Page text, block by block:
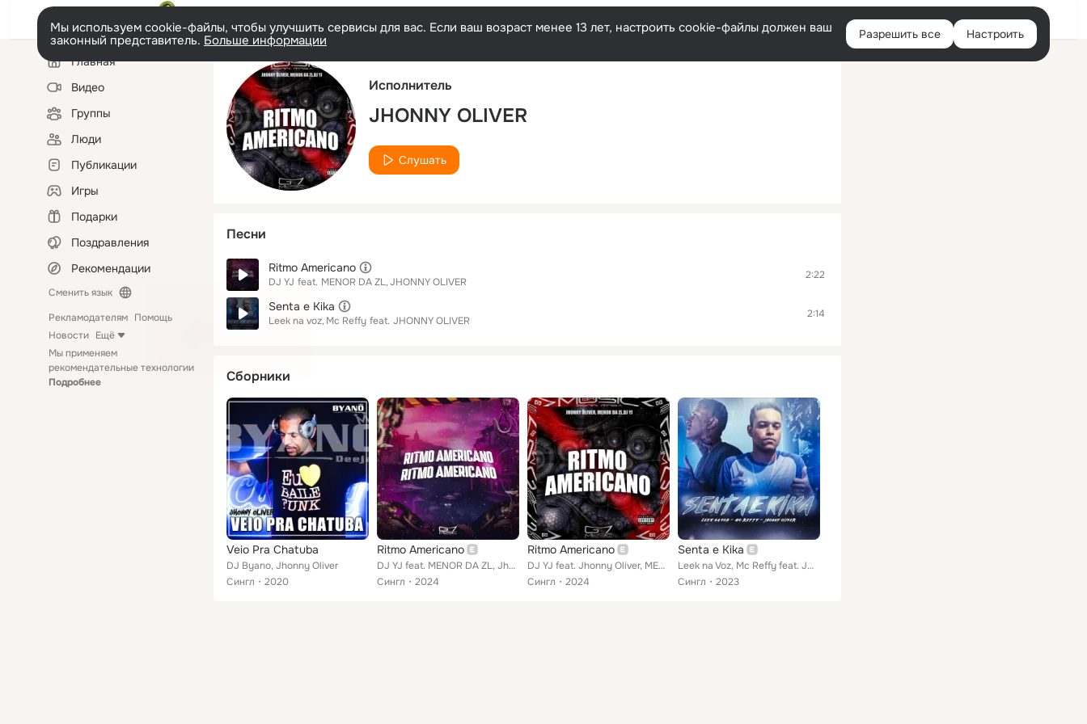
Русский Войти
Мы используем cookie-файлы, чтобы улучшить сервисы для вас. Если ваш возраст менее 13 лет, настроить cookie-файлы должен ваш
законный представитель. Больше информации Разрешить все Настроить
Левая
колонкаГлавная
Видео
Группы
Люди
Публикации
Игры
Подарки
Поздравления
Рекомендации
Сменить язык
Рекламодателям Помощь
Новости Ещё
Мы применяем
рекомендательные технологии
Подробнее
Исполнитель
JHONNY OLIVER
Слушать
Песни
Ritmo Americano
DJ YJ feat. MENOR DA ZL JHONNY OLIVER
2:22
Senta e Kika
Leek na voz Mc Reffy feat. JHONNY OLIVER
2:14
Сборники
Veio Pra Chatuba
DJ Byano, Jhonny Oliver
Сингл
2020
Ritmo Americano
DJ YJ feat. MENOR DA ZL, Jhonny Oliver
Сингл
2024
Ritmo Americano
DJ YJ feat. Jhonny Oliver, MENOR DA ZL
Сингл
2024
Senta e Kika
Leek na Voz, Mc Reffy feat. JHONNY OLIVER
Сингл
2023